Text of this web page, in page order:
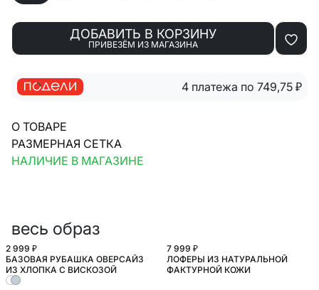
ДОБАВИТЬ В КОРЗИНУ
ПРИВЕЗЁМ ИЗ МАГАЗИНА
4 платежа по 749,75 ₽
О ТОВАРЕ
РАЗМЕРНАЯ СЕТКА
НАЛИЧИЕ В МАГАЗИНЕ
весь образ
БОЛЬШИЕ РАЗМЕРЫ
2 999 ₽
БАЗОВАЯ РУБАШКА ОВЕРСАЙЗ
ИЗ ХЛОПКА С ВИСКОЗОЙ
7 999 ₽
ЛОФЕРЫ ИЗ НАТУРАЛЬНОЙ
ФАКТУРНОЙ КОЖИ